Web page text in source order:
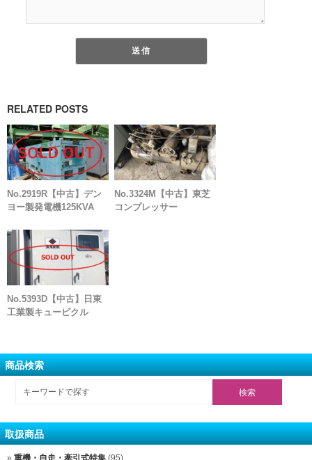
RELATED POSTS
No.2919R【中古】デン
ヨー製発電機125KVA
No.3324M【中古】東芝
コンプレッサー
No.5393D【中古】日東
工業製キュービクル
商品検索
取扱商品
重機・自走・牽引式特集 (95)